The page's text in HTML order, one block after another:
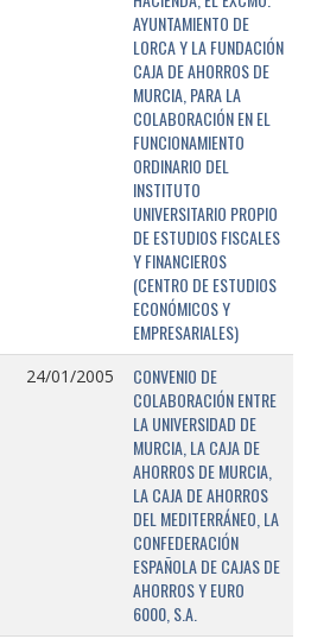
AYUNTAMIENTO DE
LORCA Y LA FUNDACIÓN
CAJA DE AHORROS DE
MURCIA, PARA LA
COLABORACIÓN EN EL
FUNCIONAMIENTO
ORDINARIO DEL
INSTITUTO
UNIVERSITARIO PROPIO
DE ESTUDIOS FISCALES
Y FINANCIEROS
(CENTRO DE ESTUDIOS
ECONÓMICOS Y
EMPRESARIALES)
24/01/2005
CONVENIO DE
COLABORACIÓN ENTRE
LA UNIVERSIDAD DE
MURCIA, LA CAJA DE
AHORROS DE MURCIA,
LA CAJA DE AHORROS
DEL MEDITERRÁNEO, LA
CONFEDERACIÓN
ESPAÑOLA DE CAJAS DE
AHORROS Y EURO
6000, S.A.